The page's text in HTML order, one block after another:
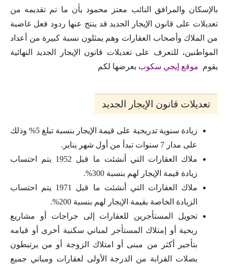
بالإسكان والمرافق النائب معتز محمود بأن ما تم تقديمه من
تعديلات على قانون الإيجار الجديد قد ينتج عنها ردود فعل غاضبة
من الملاك وأصحاب العقارات وهم يمثلون نسبة كبيرة من أعداد
المواطنين، للتعرف على تعديلات قانون الإيجار الجديد النهائية
يقوم موقع إيجي سكوب بعرضها لكم
تعديلات قانون الإيجار الجديد
زيادة سنوية تدريجية على قيمة الإيجار بنسبة تبلغ 5% وذلك
على مدار 7 سنوات تبدأ من أول شهر يناير.
ملاك العقارات التي أنشئت ما قبل 1952 يتم احتساب
زيادة قيمة الإيجار لهم بنسبة 300%.
ملاك العقارات التي أنشئت ما قبل 1971 يتم احتساب
الزيادة الخاصة بقيمة الإيجار لهم بنسبة 200%.
تحويل المستأجرين للعقارات إلى جراجات أو مشاريع
ربحية أو إمتلاك المستأجر لمباني سكنية أخرى أو قيامه
بتأجير أكثر من مبنى أو امتلاك الزوجة أو من يرتبطون
بصلات القرابة من الدرجة الأولى لعقارات ومباني جميع